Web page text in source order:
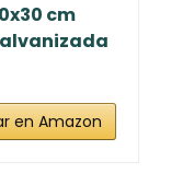
cm
en Amazon